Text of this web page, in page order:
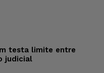
testa limite entre
judicial